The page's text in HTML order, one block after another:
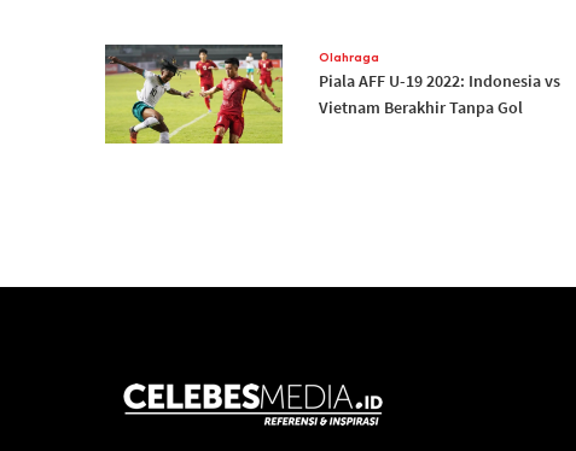
Olahraga
Piala AFF U-19 2022: Indonesia vs
Vietnam Berakhir Tanpa Gol